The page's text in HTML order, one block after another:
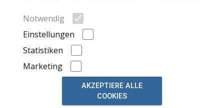
Notwendig
Einstellungen
Statistiken
Marketing
AKZEPTIERE ALLE
COOKIES
Suche
Automarken
Kürzlich angesehene Anzeigen
© 2026, powered by